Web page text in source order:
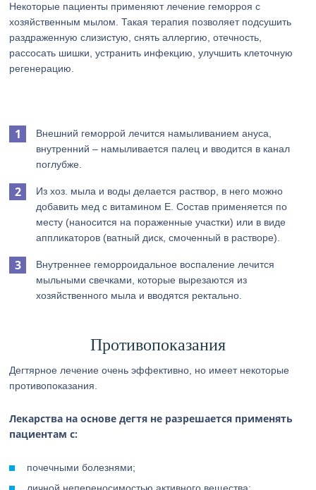
Некоторые пациенты применяют лечение геморроя с
хозяйственным мылом. Такая терапия позволяет подсушить
раздраженную слизистую, снять аллергию, отечность,
рассосать шишки, устранить инфекцию, улучшить клеточную
регенерацию.
Внешний геморрой лечится намыливанием ануса,
внутренний – намыливается палец и вводится в канал
поглубже.
Из хоз. мыла и воды делается раствор, в него можно
добавить мед с витамином Е. Состав применяется по
месту (наносится на пораженные участки) или в виде
аппликаторов (ватный диск, смоченный в растворе).
Внутреннее геморроидальное воспаление лечится
мыльными свечками, которые вырезаются из
хозяйственного мыла и вводятся ректально.
Противопоказания
Дегтярное лечение очень эффективно, но имеет некоторые
противопоказания.
Лекарства на основе дегтя не разрешается применять
пациентам с:
почечными болезнями;